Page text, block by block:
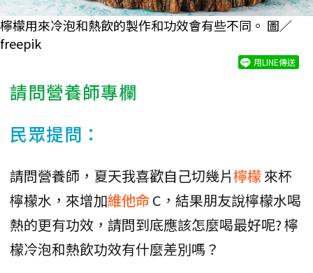
檸檬用來冷泡和熱飲的製作和功效會有些不同。 圖／
freepik
用LINE傳送
請問營養師專欄
民眾提問：
請問營養師，夏天我喜歡自己切幾片檸檬來杯
檸檬水，來增加維他命C，結果朋友說檸檬水喝
熱的更有功效，請問到底應該怎麼喝最好呢? 檸
檬冷泡和熱飲功效有什麼差別嗎？